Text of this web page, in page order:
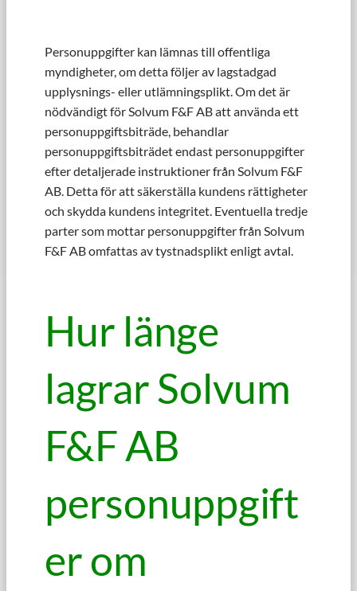
Personuppgifter kan lämnas till offentliga
myndigheter, om detta följer av lagstadgad
upplysnings- eller utlämningsplikt. Om det är
nödvändigt för Solvum F&F AB att använda ett
personuppgiftsbiträde, behandlar
personuppgiftsbiträdet endast personuppgifter
efter detaljerade instruktioner från Solvum F&F
AB. Detta för att säkerställa kundens rättigheter
och skydda kundens integritet. Eventuella tredje
parter som mottar personuppgifter från Solvum
F&F AB omfattas av tystnadsplikt enligt avtal.
Hur länge
lagrar Solvum
F&F AB
personuppgift
er om